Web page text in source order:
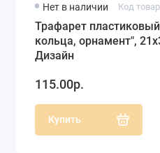
Нет в наличии Код
Трафарет
кольца, орнамент",
Дизайн
115.00р.
Купить